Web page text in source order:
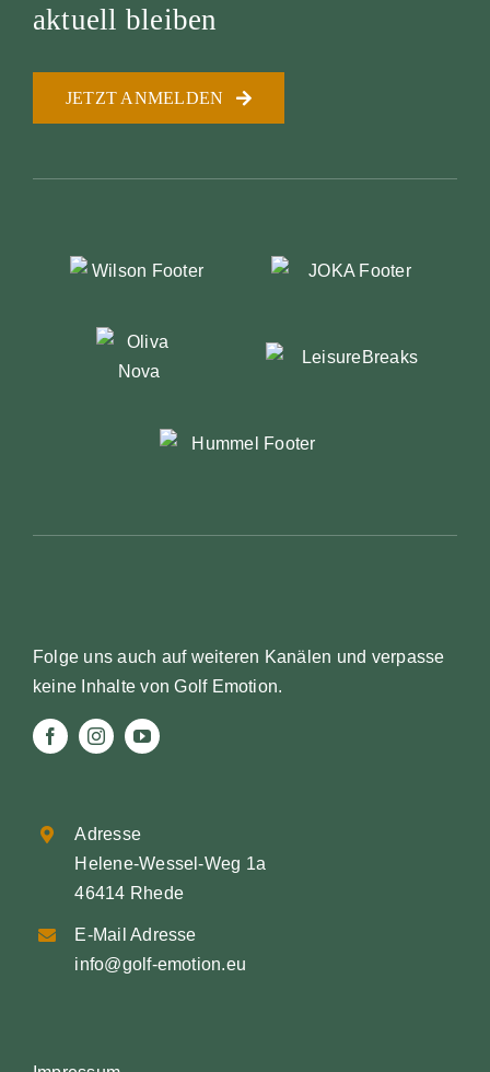
aktuell bleiben
JETZT ANMELDEN
Folge uns auch auf weiteren Kanälen und verpasse
keine Inhalte von Golf Emotion.
Adresse
Helene-Wessel-Weg 1a
46414 Rhede
E-Mail Adresse
info@golf-emotion.eu